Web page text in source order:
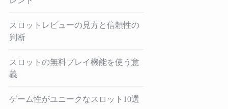
スロットレビューの見方と信頼性の
判断
スロットの無料プレイ機能を使う意
義
ゲーム性がユニークなスロット10選